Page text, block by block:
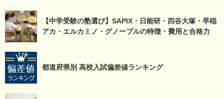
【中学受験の塾選び】SAPIX・日能研・四谷大塚・早稲
アカ・エルカミノ・グノーブルの特徴・費用と合格力
都道府県別 高校入試偏差値ランキング